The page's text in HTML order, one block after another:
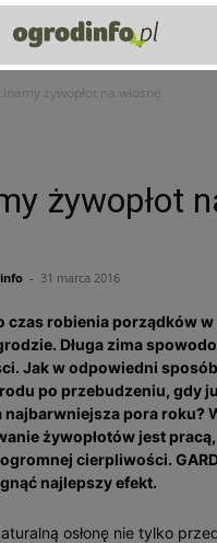
żywopłot na wiosnę
żywopłot
- 31 marca 2016
czas robienia porządków w
Długa zima
Jak w odpowiedni
po przebudzeniu, gdy
najbarwniejsza pora roku?
żywopłotów jest
cierpliwości.
najlepszy efekt.
osłonę nie tylko